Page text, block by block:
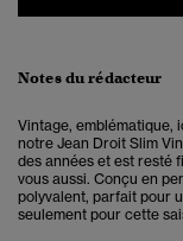
Notes du rédacteur
Vintage, emblématique,
notre Jean Droit Slim
des années et est resté
vous aussi. Conçu en
polyvalent, parfait pour
seulement pour cette